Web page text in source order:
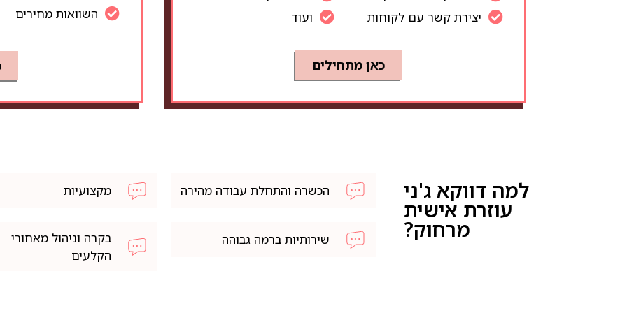
יצירת קשר עם לקוחות
ועוד
כאן מתחילים
השוואות מחירים
למה דווקא ג'ני
עוזרת אישית
מרחוק?
הכשרה והתחלת עבודה מהירה
שירותיות ברמה גבוהה
מקצועיות
בקרה וניהול מאחורי
הקלעים